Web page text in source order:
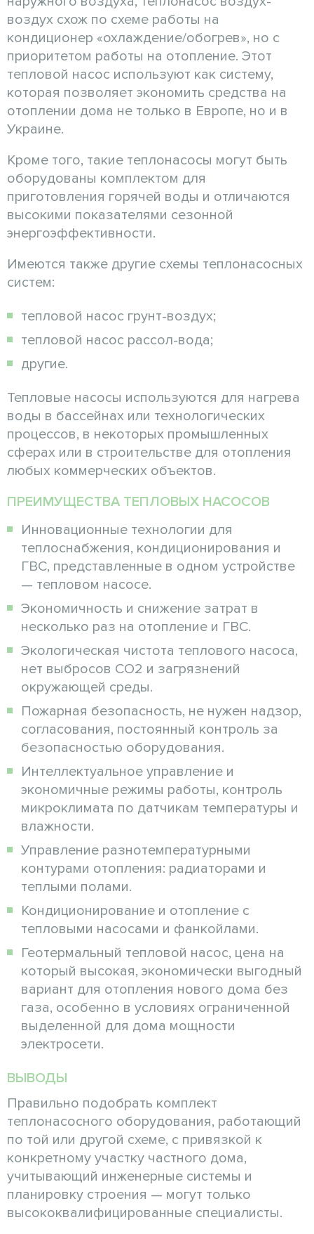
воздух схож по схеме работы на
кондиционер «охлаждение/обогрев», но с
приоритетом работы на отопление. Этот
тепловой насос используют как систему,
которая позволяет экономить средства на
отоплении дома не только в Европе, но и в
Украине.
Кроме того, такие теплонасосы могут быть
оборудованы комплектом для
приготовления горячей воды и отличаются
высокими показателями сезонной
энергоэффективности.
Имеются также другие схемы теплонасосных
систем:
тепловой насос грунт-воздух;
тепловой насос рассол-вода;
другие.
Тепловые насосы используются для нагрева
воды в бассейнах или технологических
процессов, в некоторых промышленных
сферах или в строительстве для отопления
любых коммерческих объектов.
ПРЕИМУЩЕСТВА ТЕПЛОВЫХ НАСОСОВ
Инновационные технологии для
теплоснабжения, кондиционирования и
ГВС, представленные в одном устройстве
— тепловом насосе.
Экономичность и снижение затрат в
несколько раз на отопление и ГВС.
Экологическая чистота теплового насоса,
нет выбросов CO2 и загрязнений
окружающей среды.
Пожарная безопасность, не нужен надзор,
согласования, постоянный контроль за
безопасностью оборудования.
Интеллектуальное управление и
экономичные режимы работы, контроль
микроклимата по датчикам температуры и
влажности.
Управление разнотемпературными
контурами отопления: радиаторами и
теплыми полами.
Кондиционирование и отопление с
тепловыми насосами и фанкойлами.
Геотермальный тепловой насос, цена на
который высокая, экономически выгодный
вариант для отопления нового дома без
газа, особенно в условиях ограниченной
выделенной для дома мощности
электросети.
ВЫВОДЫ
Правильно подобрать комплект
теплонасосного оборудования, работающий
по той или другой схеме, с привязкой к
конкретному участку частного дома,
учитывающий инженерные системы и
планировку строения — могут только
высококвалифицированные специалисты.